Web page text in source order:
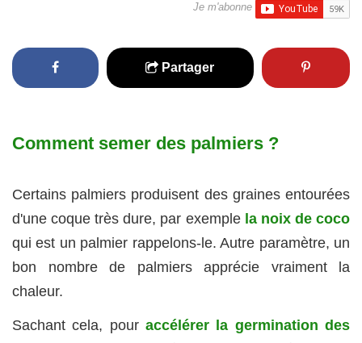
Je m'abonne
Partager
Comment semer des palmiers ?
Certains palmiers produisent des graines entourées
d'une coque très dure, par exemple la noix de coco
qui est un palmier rappelons-le. Autre paramètre, un
bon nombre de palmiers apprécie vraiment la
chaleur.
Sachant cela, pour accélérer la germination des